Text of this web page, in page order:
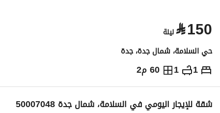
⃁150 ليلة
حي السلامة، شمال جدة، جدة
1
1 60 م2 ⃁
150يومياً
السياحة الاماكن القريبة
شقة للإيجار اليومي في السلامة، شمال جدة 50007048